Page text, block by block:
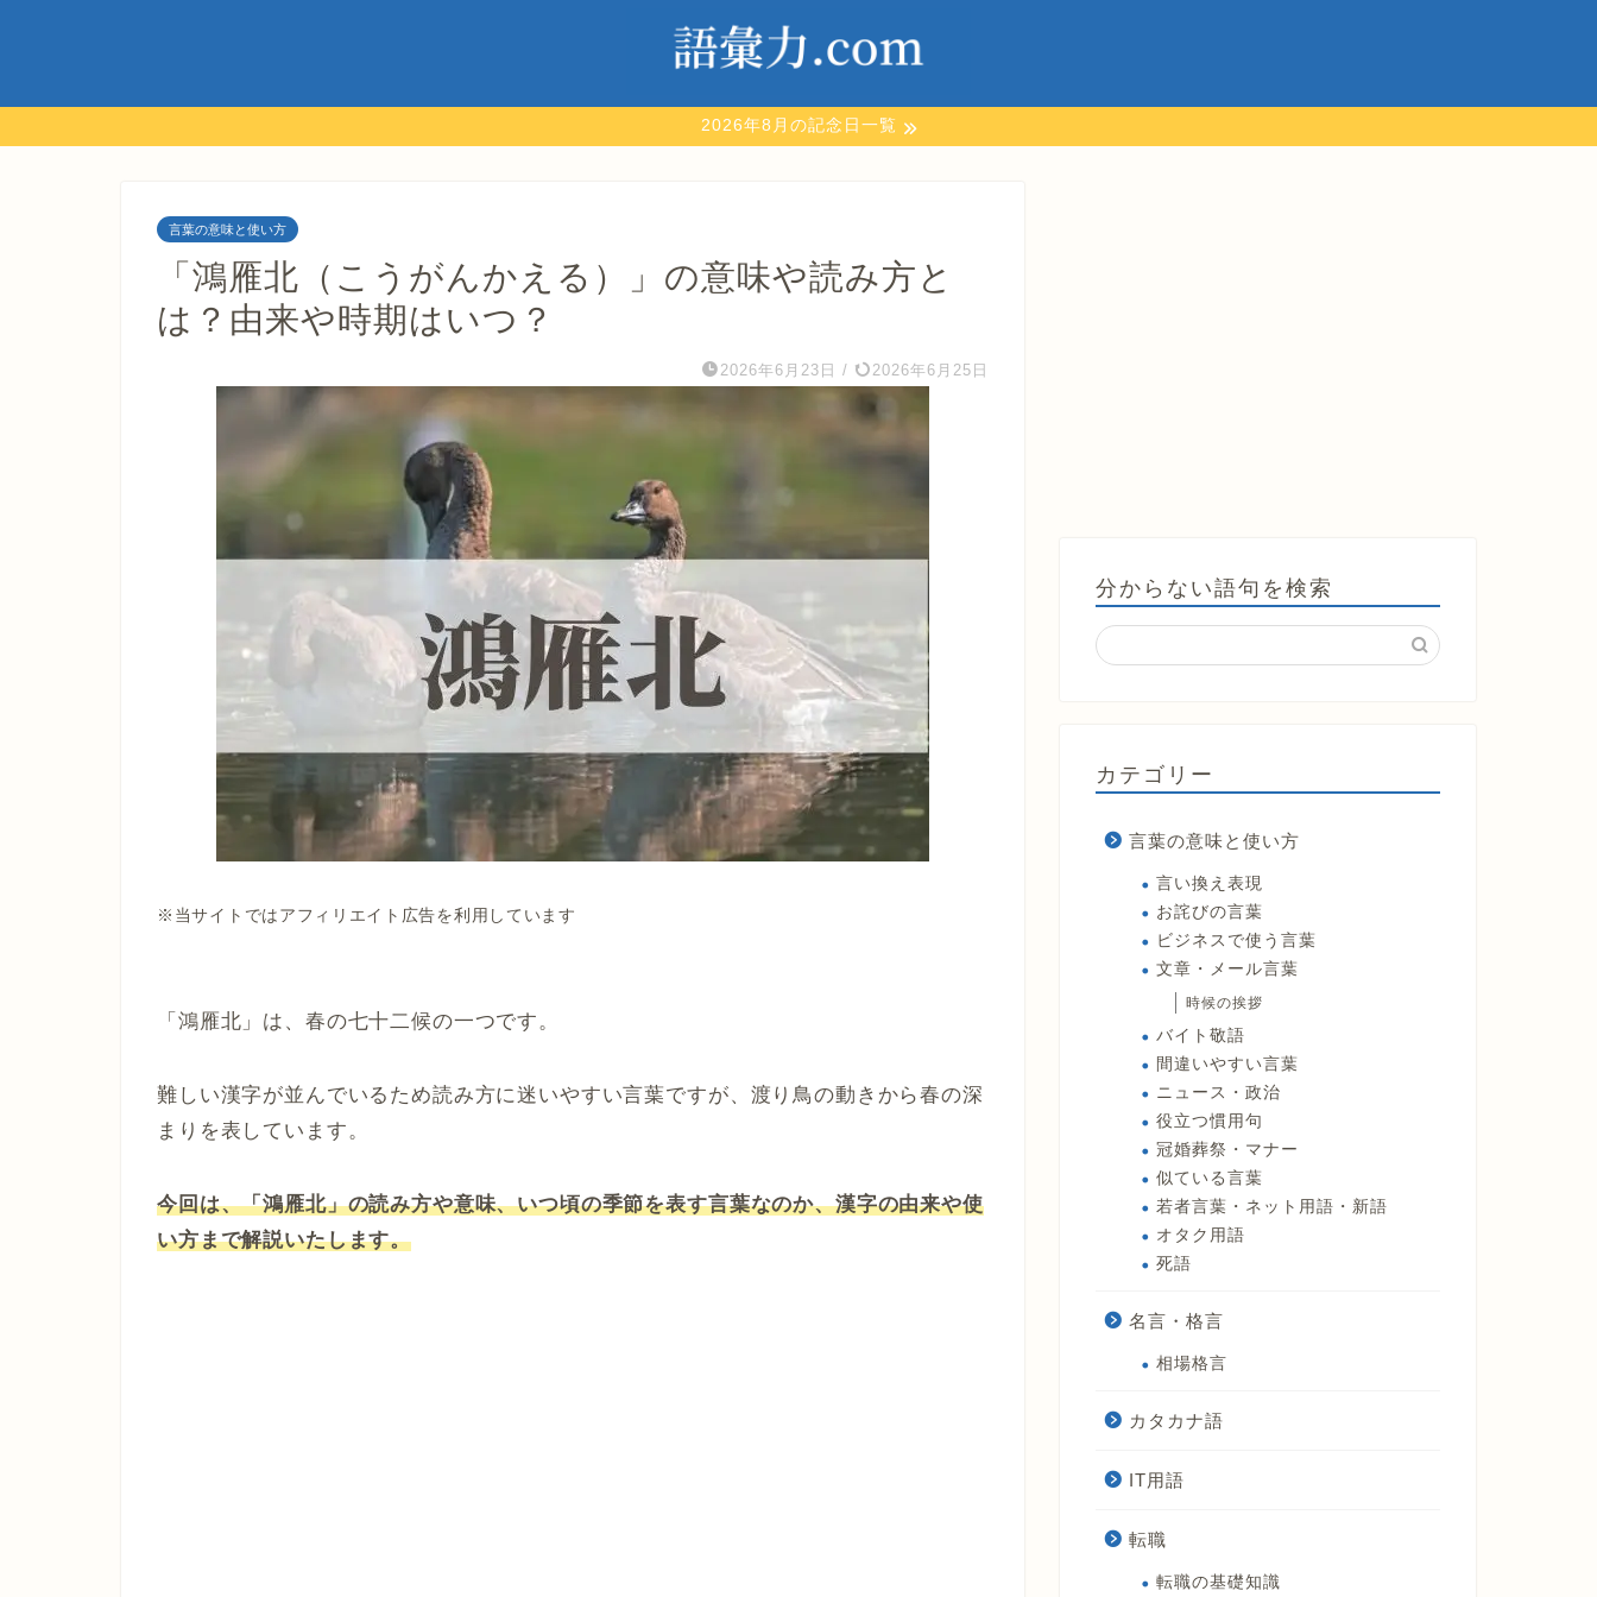
2026年8月の記念日一覧
言葉の意味と使い方
「鴻雁北（こうがんかえる）」の意味や読み方と
は？由来や時期はいつ？
2026年6月23日 / 2026年6月25日
※当サイトではアフィリエイト広告を利用しています
「鴻雁北」は、春の七十二候の一つです。
難しい漢字が並んでいるため読み方に迷いやすい言葉ですが、渡り鳥の動きから春の深
まりを表しています。
今回は、「鴻雁北」の読み方や意味、いつ頃の季節を表す言葉なのか、漢字の由来や使
い方まで解説いたします。
分からない語句を検索
カテゴリー
言葉の意味と使い方
言い換え表現
お詫びの言葉
ビジネスで使う言葉
文章・メール言葉
時候の挨拶
バイト敬語
間違いやすい言葉
ニュース・政治
役立つ慣用句
冠婚葬祭・マナー
似ている言葉
若者言葉・ネット用語・新語
オタク用語
死語
名言・格言
相場格言
カタカナ語
IT用語
転職
転職の基礎知識